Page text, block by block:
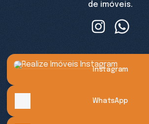
de imóveis.
Instagram
Instagram
WhatsApp